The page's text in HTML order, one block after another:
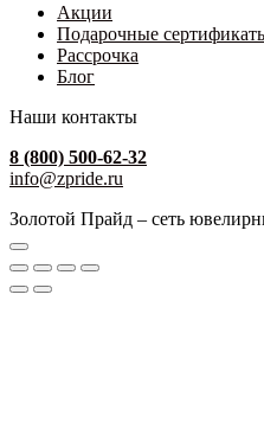
Акции
Подарочные
Рассрочка
Блог
Наши контакты
8 (800) 500-62-32
info@zpride.ru
Золотой Прайд – сеть